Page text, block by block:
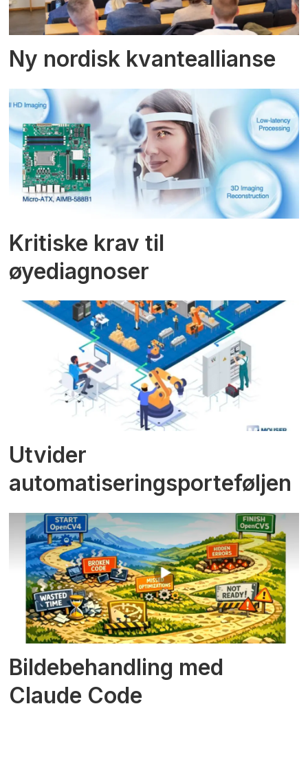
Ny nordisk kvanteallianse
Kritiske krav til
øyediagnoser
Utvider
automatiseringsporteføljen
Bildebehandling med
Claude Code